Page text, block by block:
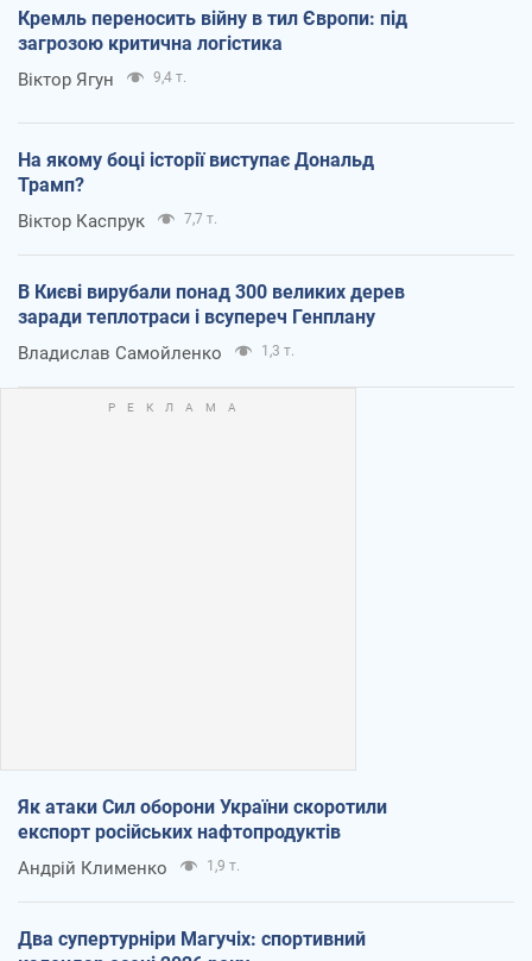
Кремль переносить війну в тил Європи: під
загрозою критична логістика
Віктор Ягун 9,4 т.
На якому боці історії виступає Дональд
Трамп?
Віктор Каспрук 7,7 т.
В Києві вирубали понад 300 великих дерев
заради теплотраси і всупереч Генплану
Владислав Самойленко 1,3 т.
Як атаки Сил оборони України скоротили
експорт російських нафтопродуктів
Андрій Клименко 1,9 т.
Два супертурніри Магучіх: спортивний